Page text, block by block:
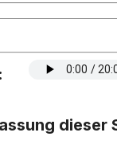
dieser